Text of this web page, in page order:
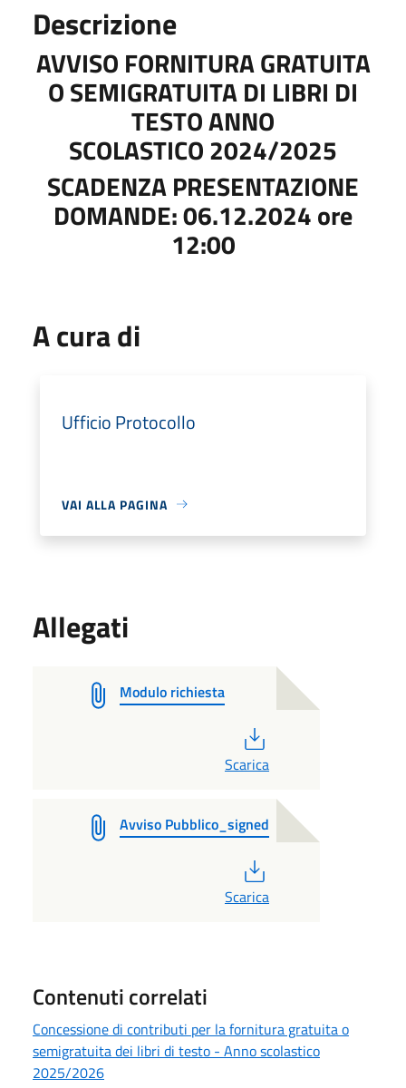
Descrizione
AVVISO FORNITURA GRATUITA
O SEMIGRATUITA DI LIBRI DI
TESTO ANNO
SCOLASTICO 2024/2025
SCADENZA PRESENTAZIONE
DOMANDE: 06.12.2024 ore
12:00
A cura di
Ufficio Protocollo
VAI ALLA PAGINA
Allegati
Modulo richiesta
Scarica
Avviso Pubblico_signed
Scarica
Contenuti correlati
Concessione di contributi per la fornitura gratuita o
semigratuita dei libri di testo - Anno scolastico
2025/2026